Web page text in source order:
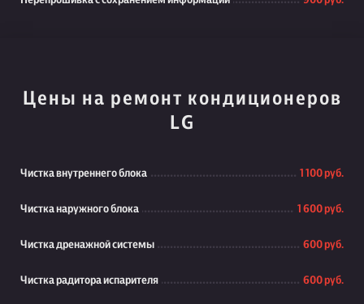
Цены на ремонт кондиционеров
LG
Чистка внутреннего блока 1 100 руб.
Чистка наружного блока 1 600 руб.
Чистка дренажной системы 600 руб.
Чистка радитора испарителя 600 руб.